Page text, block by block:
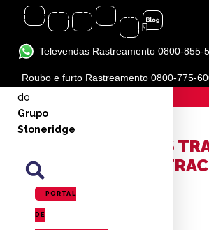
Instagram
Facebook-
f
Linkedin-
in
Youtube
Icon-
flickr-
1
Televendas Rastreamento 0800-855-
Roubo e furto Rastreamento 0800-775-
Marca
do
Grupo
Stoneridge
PORTAL
DE
BLOG
A PÓSITRON /BLOG
ACIONAMENTO DAS
VIA ALARME PST –
2001 (GM)